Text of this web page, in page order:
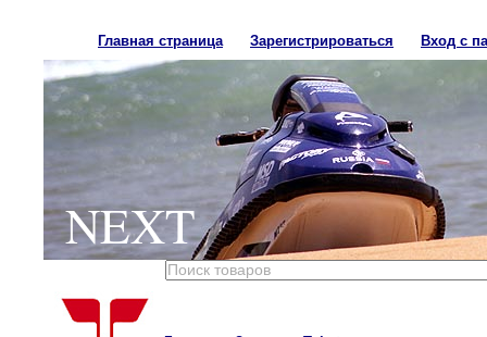
Главная страница Зарегистрироваться Вход с
NEXT